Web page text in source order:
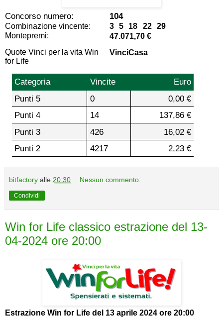
Concorso numero: 104
Combinazione vincente:
3 5 18 22 29
Montepremi:
47.071,70 €
Quote Vinci per la vita Win
for Life
VinciCasa
Categoria Vincite
Euro
Punti 5
0
0,00 €
Punti 4
14
137,86 €
Punti 3
426
16,02 €
Punti 2
4217 2,23 €
bitfactory alle 20:30 Nessun commento:
Condividi
Win for Life classico estrazione del 13-
04-2024 ore 20:00
Estrazione Win for Life del 13 aprile 2024 ore 20:00